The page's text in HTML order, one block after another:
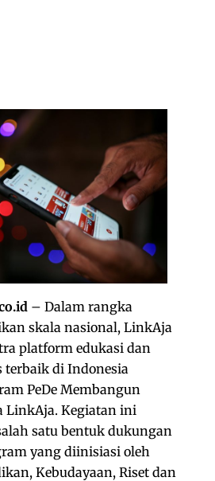
– Dalam rangka
skala nasional, LinkAja
platform edukasi dan
terbaik di Indonesia
PeDe Membangun
LinkAja. Kegiatan ini
satu bentuk dukungan
yang diinisiasi oleh
Kebudayaan, Riset dan